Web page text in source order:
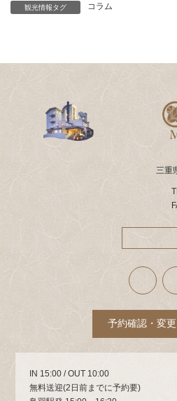
観光情報タグ コラム
三重
ア
イ
コ
ン
ン
ク
ア
イ
コ
ン
ン
ク
予約確認・変
IN 15:00 / OUT 10:00
無料送迎(2日前までに予約要)